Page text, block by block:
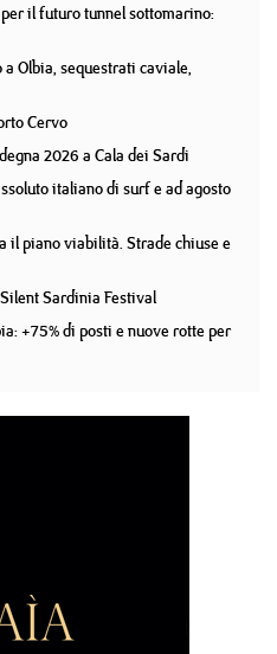
il futuro tunnel sottomarino:
Olbia, sequestrati caviale,
Cervo
2026 a Cala dei Sardi
italiano di surf e ad agosto
il piano viabilità. Strade chiuse e
Sardinia Festival
+75% di posti e nuove rotte per